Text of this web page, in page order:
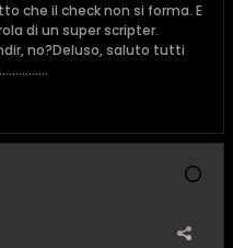
che il check non si forma. E
di un super scripter.
no?Deluso, saluto tutti